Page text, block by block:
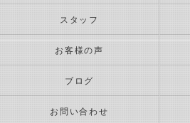
スタッフ
お客様の声
ブログ
お問い合わせ